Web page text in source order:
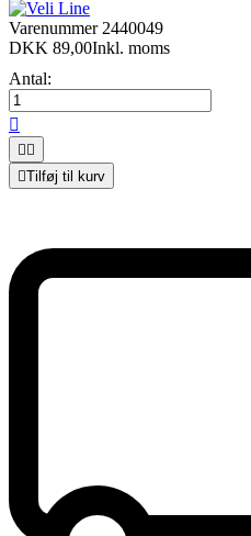
Varenummer 2440049
DKK 89,00Inkl. moms
Antal:

 
Tilføj til kurv